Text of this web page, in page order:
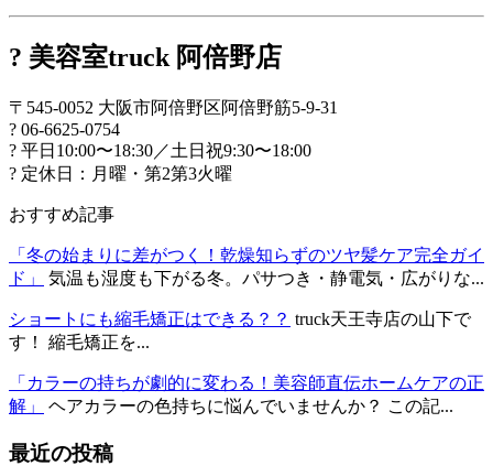
? 美容室truck 阿倍野店
〒545-0052 大阪市阿倍野区阿倍野筋5-9-31
? 06-6625-0754
? 平日10:00〜18:30／土日祝9:30〜18:00
? 定休日：月曜・第2第3火曜
おすすめ記事
「冬の始まりに差がつく！乾燥知らずのツヤ髪ケア完全ガイ
ド」
気温も湿度も下がる冬。パサつき・静電気・広がりな...
ショートにも縮毛矯正はできる？？ truck天王寺店の山下で
す！ 縮毛矯正を...
「カラーの持ちが劇的に変わる！美容師直伝ホームケアの正
解」
ヘアカラーの色持ちに悩んでいませんか？ この記...
最近の投稿